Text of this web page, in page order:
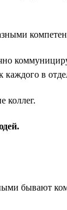
каждого в
коллег.
бывают